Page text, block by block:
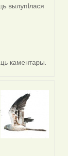
вылупiлася
каментары.